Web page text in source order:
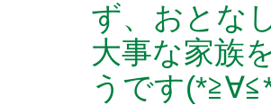
ず、おとな
大事な家族
うです